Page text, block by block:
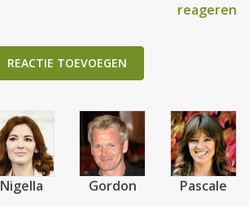
reageren
REACTIE TOEVOEGEN
Nigella Gordon Pascale